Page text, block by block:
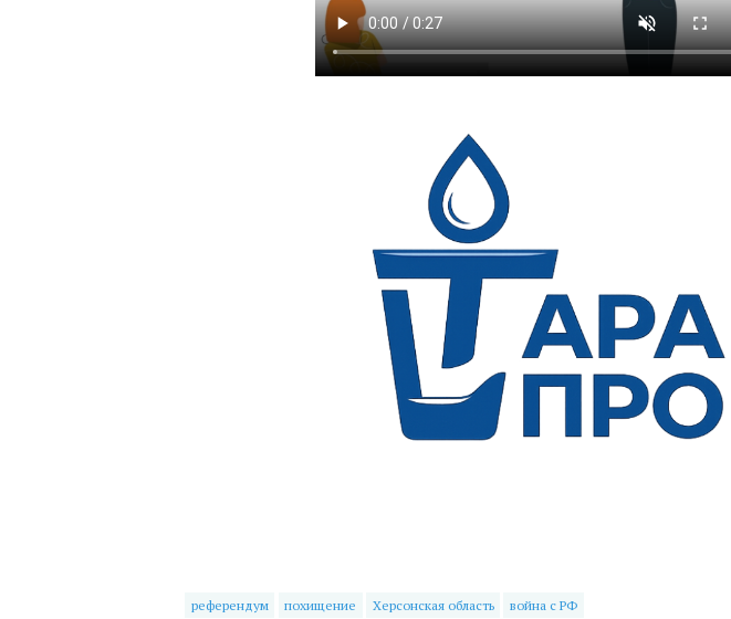
референдум похищение Херсонская область война с РФ